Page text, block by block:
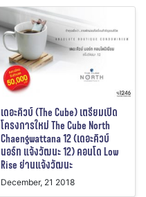
เดอะคิวบ์ (The Cube) เตรียมเปิด
โครงการใหม่ The Cube North
Chaengwattana 12 (เดอะคิวบ์
นอร์ท แจ้งวัฒนะ 12) คอนโด Low
Rise ย่านแจ้งวัฒนะ
December, 21 2018